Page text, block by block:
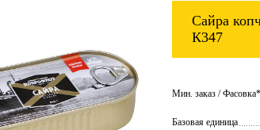
Сайра
К347
Мин. заказ /
Базовая единица